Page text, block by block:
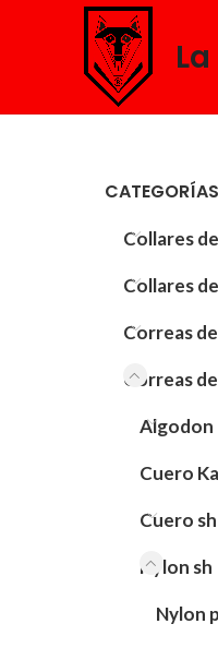
Collares
Collares
Correas
Correas
Algodon
Cuero
Cuero sh
Nylon sh
Nylon